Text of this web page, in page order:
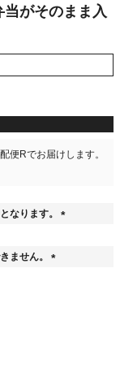
がそのまま入
便Rでお届けします。
なります。
ません。